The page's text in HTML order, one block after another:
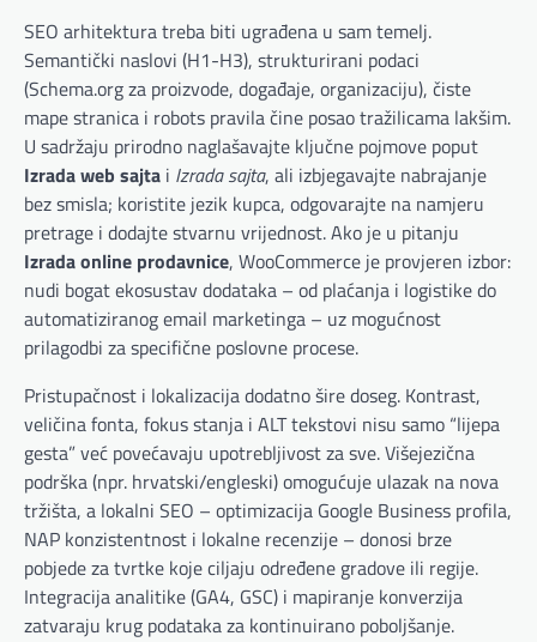
SEO arhitektura treba biti ugrađena u sam temelj.
Semantički naslovi (H1-H3), strukturirani podaci
(Schema.org za proizvode, događaje, organizaciju), čiste
mape stranica i robots pravila čine posao tražilicama lakšim.
U sadržaju prirodno naglašavajte ključne pojmove poput
Izrada web sajta i Izrada sajta, ali izbjegavajte nabrajanje
bez smisla; koristite jezik kupca, odgovarajte na namjeru
pretrage i dodajte stvarnu vrijednost. Ako je u pitanju
Izrada online prodavnice, WooCommerce je provjeren izbor:
nudi bogat ekosustav dodataka – od plaćanja i logistike do
automatiziranog email marketinga – uz mogućnost
prilagodbi za specifične poslovne procese.
Pristupačnost i lokalizacija dodatno šire doseg. Kontrast,
veličina fonta, fokus stanja i ALT tekstovi nisu samo “lijepa
gesta” već povećavaju upotrebljivost za sve. Višejezična
podrška (npr. hrvatski/engleski) omogućuje ulazak na nova
tržišta, a lokalni SEO – optimizacija Google Business profila,
NAP konzistentnost i lokalne recenzije – donosi brze
pobjede za tvrtke koje ciljaju određene gradove ili regije.
Integracija analitike (GA4, GSC) i mapiranje konverzija
zatvaraju krug podataka za kontinuirano poboljšanje.